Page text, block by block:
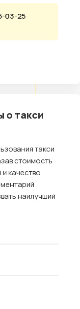
03-25
о такси
такси
стоимость
качество
наилучший